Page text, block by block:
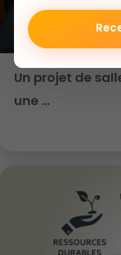
Un projet de
une …